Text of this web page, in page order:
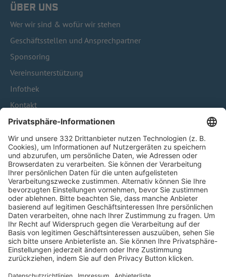
ÜBER UNS
Wer wir sind & wofür wir stehen
Geschäftsstellen und Ansprechpartner
Sponsoring
Vereinsunterstützung
Infothek
Kontakt
HÄUFIG BESUCHTE SEITEN
Pässe und Vereinswechsel
Trainerausbildung
Schulungsangebot Vereinsmitarbeiter
BFV-Geschäftsstellen
Trainerbörse
Login SpielPlus
FOLGE DEM BFV